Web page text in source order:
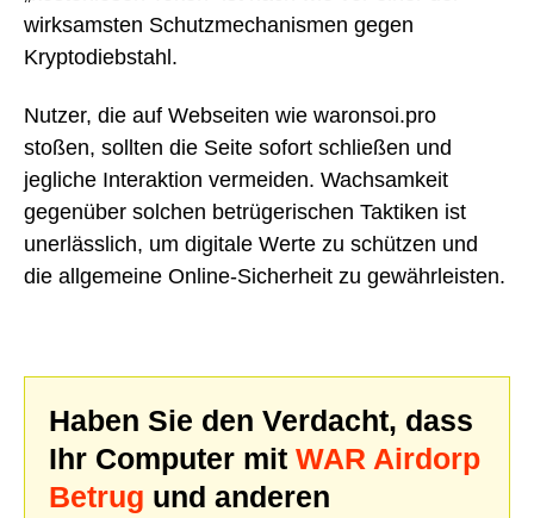
wirksamsten Schutzmechanismen gegen
Kryptodiebstahl.
Nutzer, die auf Webseiten wie waronsoi.pro
stoßen, sollten die Seite sofort schließen und
jegliche Interaktion vermeiden. Wachsamkeit
gegenüber solchen betrügerischen Taktiken ist
unerlässlich, um digitale Werte zu schützen und
die allgemeine Online-Sicherheit zu gewährleisten.
Haben Sie den Verdacht, dass
Ihr Computer mit WAR Airdorp
Betrug und anderen